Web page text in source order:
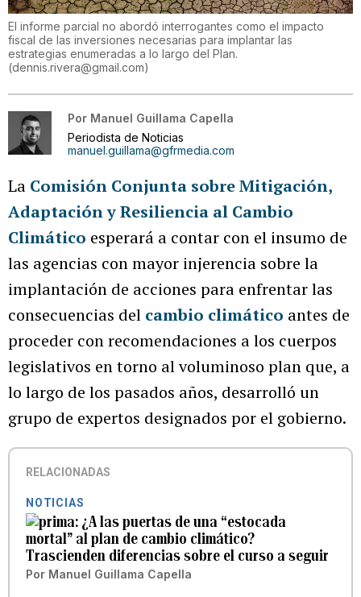
El informe parcial no abordó interrogantes como el impacto
fiscal de las inversiones necesarias para implantar las
estrategias enumeradas a lo largo del Plan.
(dennis.rivera@gmail.com)
Por Manuel Guillama Capella
Periodista de Noticias
manuel.guillama@gfrmedia.com
La Comisión Conjunta sobre Mitigación,
Adaptación y Resiliencia al Cambio
Climático esperará a contar con el insumo de
las agencias con mayor injerencia sobre la
implantación de acciones para enfrentar las
consecuencias del cambio climático antes de
proceder con recomendaciones a los cuerpos
legislativos en torno al voluminoso plan que, a
lo largo de los pasados años, desarrolló un
grupo de expertos designados por el gobierno.
RELACIONADAS
NOTICIAS
¿A las puertas de una “estocada
mortal” al plan de cambio climático?
Trascienden diferencias sobre el curso a seguir
Por Manuel Guillama Capella